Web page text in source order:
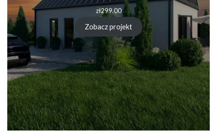
zł299.00
Zobacz projekt